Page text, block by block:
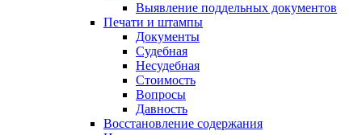
Выявление поддельных документов
Печати и штампы
Документы
Судебная
Несудебная
Стоимость
Вопросы
Давность
Восстановление содержания